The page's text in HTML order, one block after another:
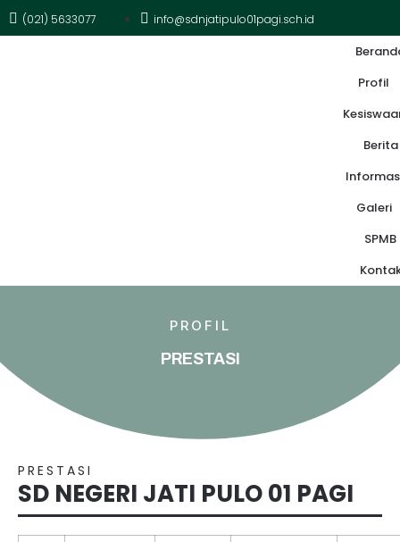
(021) 5633077 info@sdnjatipulo01pagi.sch.id
Profil
Berita
Galeri
SPMB
PROFIL
PRESTASI
PRESTASI
SD NEGERI JATI PULO 01 PAGI